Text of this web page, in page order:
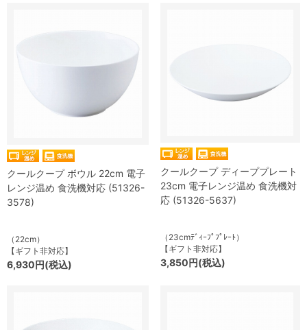
クールクープ ボウル 22cm 電子
レンジ温め 食洗機対応 (51326-
3578)
（22cm）
【ギフト非対応】
6,930円(税込)
クールクープ ディーププレート
23cm 電子レンジ温め 食洗機対
応 (51326-5637)
（23cmﾃﾞｨｰﾌﾟﾌﾟﾚｰﾄ）
【ギフト非対応】
3,850円(税込)